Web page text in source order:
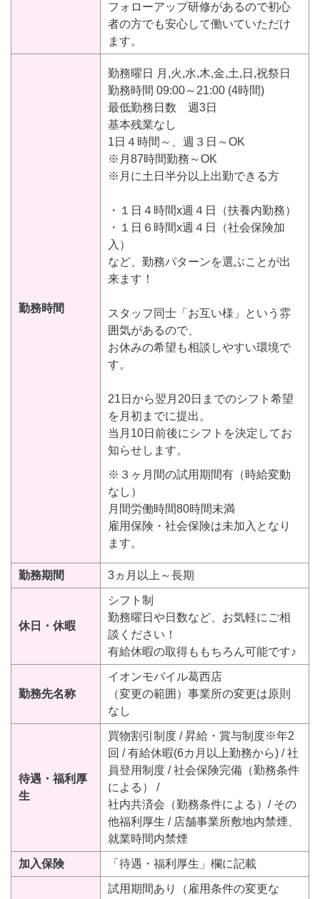
フォローアップ研修があるので初心
者の方でも安心して働いていただけ
ます。
勤務時間
勤務曜日 月,火,水,木,金,土,日,祝祭日
勤務時間 09:00～21:00 (4時間)
最低勤務日数 週3日
基本残業なし
1日４時間～、週３日～OK
※月87時間勤務～OK
※月に土日半分以上出勤できる方
・１日４時間x週４日（扶養内勤務）
・１日６時間x週４日（社会保険加
入）
など、勤務パターンを選ぶことが出
来ます！
スタッフ同士「お互い様」という雰
囲気があるので、
お休みの希望も相談しやすい環境で
す。
21日から翌月20日までのシフト希望
を月初までに提出。
当月10日前後にシフトを決定してお
知らせします。
※３ヶ月間の試用期間有（時給変動
なし）
月間労働時間80時間未満
雇用保険・社会保険は未加入となり
ます。
勤務期間 3ヵ月以上～長期
休日・休暇
シフト制
勤務曜日や日数など、お気軽にご相
談ください！
有給休暇の取得ももちろん可能です♪
勤務先名称
イオンモバイル葛西店
（変更の範囲）事業所の変更は原則
なし
待遇・福利厚
生
買物割引制度 / 昇給・賞与制度※年2
回 / 有給休暇(6カ月以上勤務から) / 社
員登用制度 / 社会保険完備（勤務条件
による） /
社内共済会（勤務条件による）/ その
他福利厚生 / 店舗事業所敷地内禁煙、
就業時間内禁煙
加入保険 「待遇・福利厚生」欄に記載
試用期間あり（雇用条件の変更な